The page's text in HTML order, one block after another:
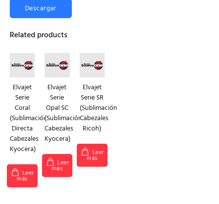
Descargar
Related products
Elvajet
Serie
Coral
(Sublimación
Directa
Cabezales
Kyocera)
Leer
más
Elvajet
Serie
Opal SC
(Sublimación
Cabezales
Kyocera)
Leer
más
Elvajet
Serie SR
(Sublimación
Cabezales
Ricoh)
Leer
más